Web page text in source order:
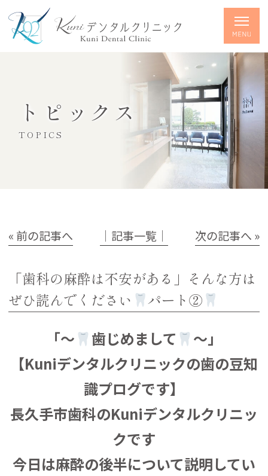
トピックス
TOPICS
« 前の記事へ │記事一覧│ 次の記事へ »
「歯科の麻酔は不安がある」そんな方は
ぜひ読んでください
パート②
「～ 歯じめまして
～」
【Kuniデンタルクリニックの歯の豆知
識プログです】
長久手市歯科のKuniデンタルクリニッ
クです
今日は麻酔の後半について説明してい